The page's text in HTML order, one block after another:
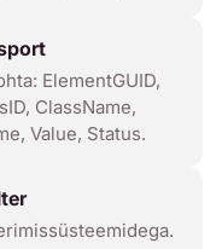
ElementGUID,
ClassName,
Value, Status.